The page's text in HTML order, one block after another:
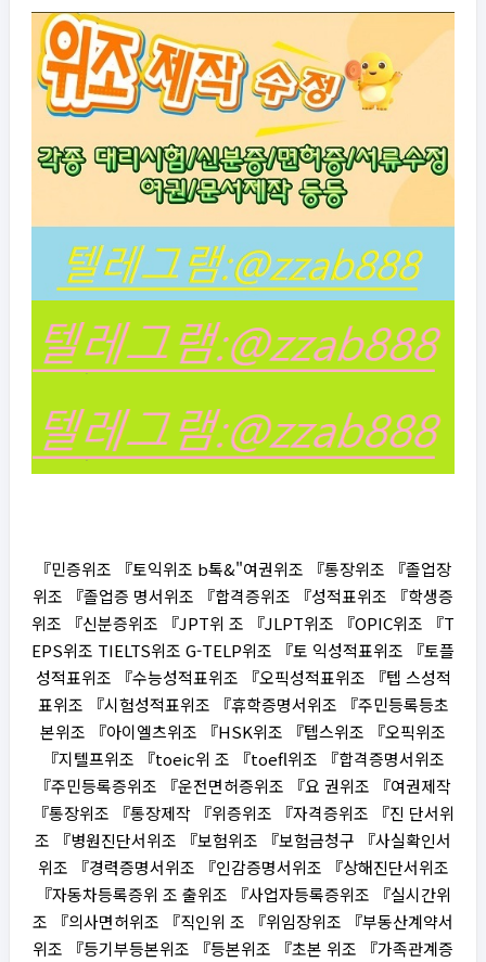
『민증위조 『토익위조 b톡&"여권위조 『통장위조 『졸업장
위조 『졸업증 명서위조 『합격증위조 『성적표위조 『학생증
위조 『신분증위조 『JPT위 조 『JLPT위조 『OPIC위조 『T
EPS위조 TIELTS위조 G-TELP위조 『토 익성적표위조 『토플
성적표위조 『수능성적표위조 『오픽성적표위조 『텝 스성적
표위조 『시험성적표위조 『휴학증명서위조 『주민등록등초
본위조 『아이엘츠위조 『HSK위조 『텝스위조 『오픽위조
『지텔프위조 『toeic위 조 『toefl위조 『합격증명서위조
『주민등록증위조 『운전면허증위조 『요 권위조 『여권제작
『통장위조 『통장제작 『위증위조 『자격증위조 『진 단서위
조 『병원진단서위조 『보험위조 『보험금청구 『사실확인서
위조 『경력증명서위조 『인감증명서위조 『상해진단서위조
『자동차등록증위 조 출위조 『사업자등록증위조 『실시간위
조 『의사면허위조 『직인위 조 『위임장위조 『부동산계약서
위조 『등기부등본위조 『등본위조 『초본 위조 『가족관계증